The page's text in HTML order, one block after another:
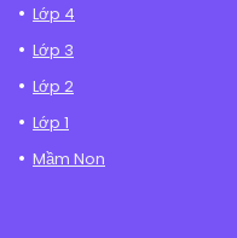
Lớp 4
Lớp 3
Lớp 2
Lớp 1
Mầm Non